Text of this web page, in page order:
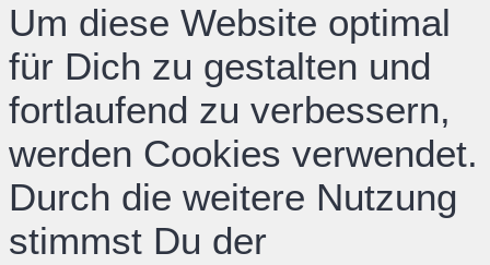
Um diese Website optimal
für Dich zu gestalten und
fortlaufend zu verbessern,
werden Cookies verwendet.
Durch die weitere Nutzung
stimmst Du der